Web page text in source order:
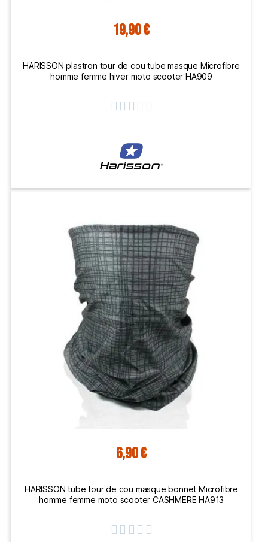
19,90 €
HARISSON plastron tour de cou tube masque Microfibre
homme femme hiver moto scooter HA909
    
6,90 €
HARISSON tube tour de cou masque bonnet Microfibre
homme femme moto scooter CASHMERE HA913
    